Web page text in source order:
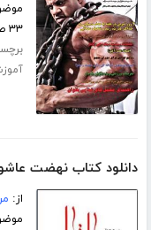
۳۳ صفحه
دانلود کتاب نهضت
از: